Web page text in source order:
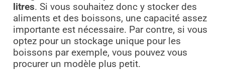
litres. Si vous souhaitez donc y stocker des
aliments et des boissons, une capacité assez
importante est nécessaire. Par contre, si vous
optez pour un stockage unique pour les
boissons par exemple, vous pouvez vous
procurer un modèle plus petit.